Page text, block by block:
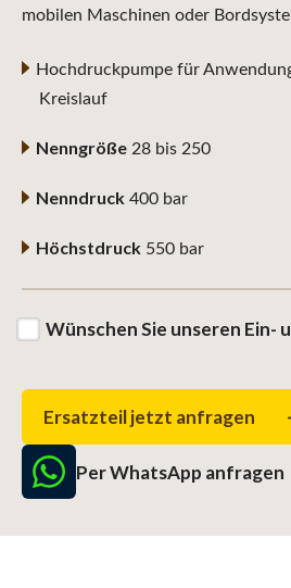
mobilen Maschinen oder
Hochdruckpumpe für
Kreislauf
Nenngröße 28 bis 250
Nenndruck 400 bar
Höchstdruck 550 bar
Wünschen Sie unseren Ein-
Ersatzteil jetzt anfragen
Per WhatsApp anfragen